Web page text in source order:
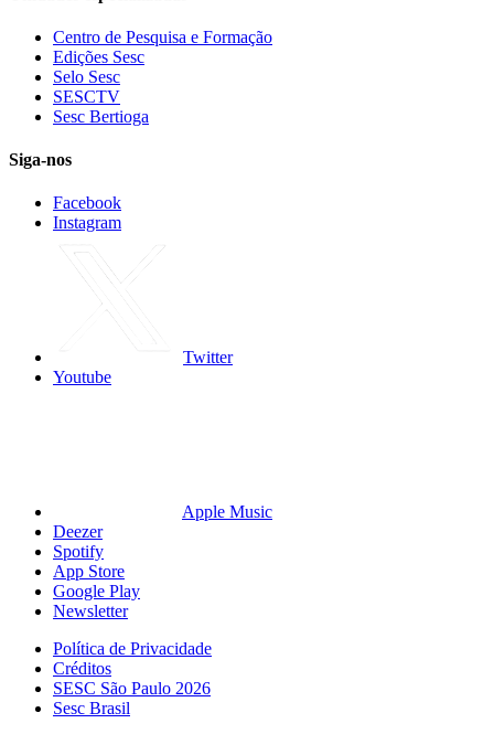
Centro de Pesquisa e Formação
Edições Sesc
Selo Sesc
SESCTV
Sesc Bertioga
Siga-nos
Facebook
Instagram
Twitter
Youtube
Apple Music
Deezer
Spotify
App Store
Google Play
Newsletter
Política de Privacidade
Créditos
SESC São Paulo 2026
Sesc Brasil